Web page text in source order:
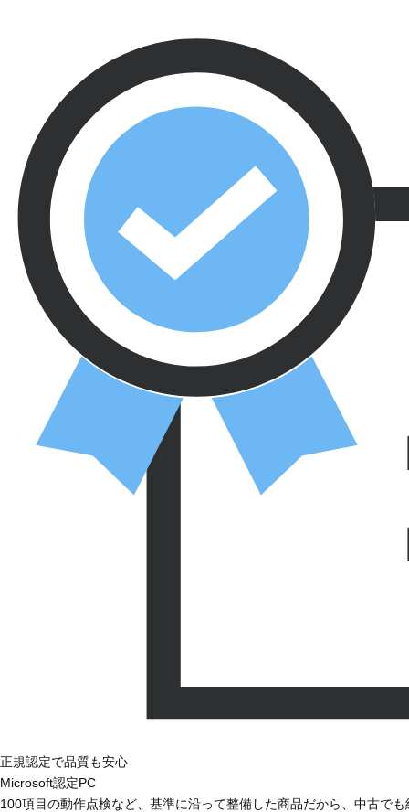
正規認定で品質も安心
Microsoft認定PC
100項目の動作点検など、基準に沿って整備した商品だから、中古で